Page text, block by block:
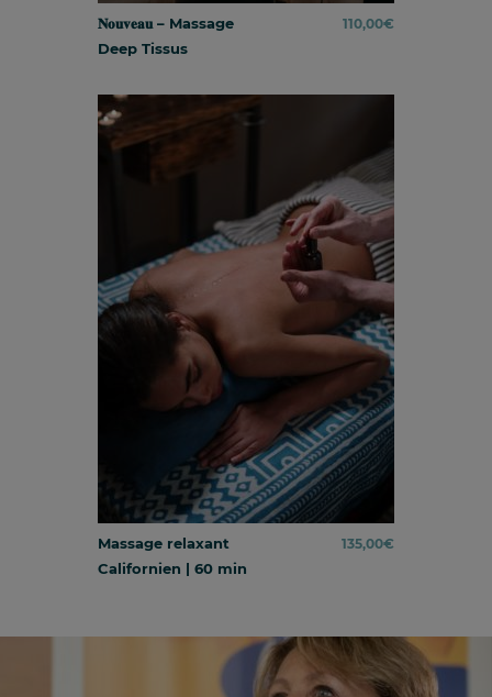
𝐍𝐨𝐮𝐯𝐞𝐚𝐮 – Massage
Deep Tissus
110,00€
Massage relaxant
Californien | 60 min
135,00€